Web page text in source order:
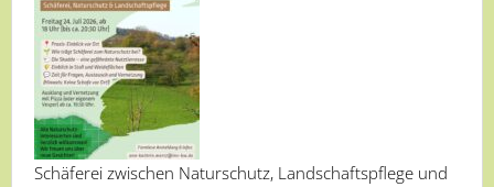
Schäferei zwischen Naturschutz, Landschaftspflege und